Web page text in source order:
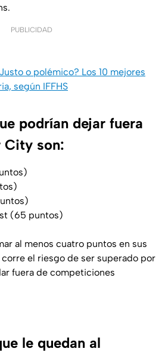
PUBLICIDAD
o polémico? Los 10 mejores
según IFFHS
podrían dejar fuera
City son:
(65 puntos)
al menos cuatro puntos en sus
el riesgo de ser superado por
fuera de competiciones
le quedan al